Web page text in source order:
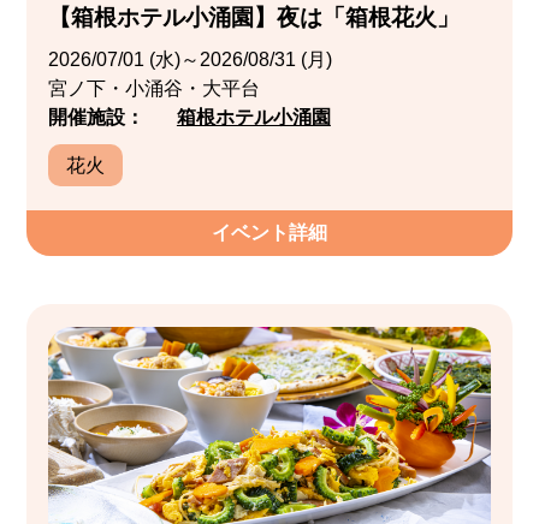
【箱根ホテル小涌園】夜は「箱根花火」
2026/07/01 (水)～2026/08/31 (月)
宮ノ下・小涌谷・大平台
開催施設：
箱根ホテル小涌園
花火
イベント詳細